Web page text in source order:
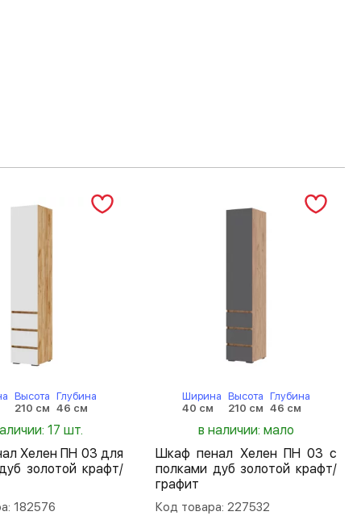
Высота
210 см
Глубина
46 см
17 шт.
Хелен ПН 03 для
золотой крафт/
182576
Ширина
40 см
Высота
210 см
Глубина
46 см
в наличии: мало
Шкаф пенал Хелен ПН 03 с
полками дуб золотой крафт/
графит
Код товара: 227532